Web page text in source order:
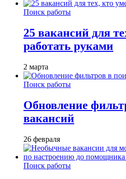
Поиск работы
25 вакансий для
работать руками
2 марта
Поиск работы
Обновление
вакансий
26 февраля
Поиск работы